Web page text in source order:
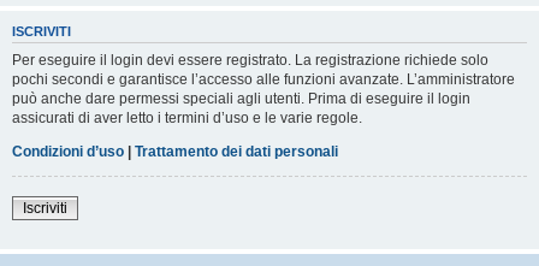
ISCRIVITI
Per eseguire il login devi essere registrato. La registrazione richiede solo
pochi secondi e garantisce l’accesso alle funzioni avanzate. L’amministratore
può anche dare permessi speciali agli utenti. Prima di eseguire il login
assicurati di aver letto i termini d’uso e le varie regole.
Condizioni d’uso | Trattamento dei dati personali
Iscriviti